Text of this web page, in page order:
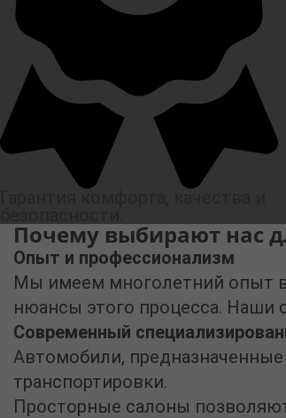
Почему выбирают нас
Опыт и профессионализм
Мы имеем многолетний опыт в
нюансы этого процесса. Наши
Современный
Автомобили,
транспортировки.
Просторные салоны